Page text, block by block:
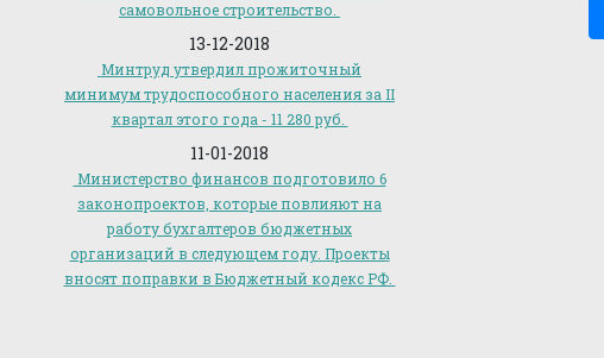
самовольное строительство.
13-12-2018
Минтруд утвердил прожиточный
минимум трудоспособного населения за II
квартал этого года - 11 280 руб.
11-01-2018
Министерство финансов подготовило 6
законопроектов, которые повлияют на
работу бухгалтеров бюджетных
организаций в следующем году. Проекты
вносят поправки в Бюджетный кодекс РФ.